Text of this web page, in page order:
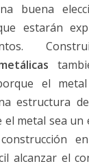
buena
estarán
el
estructura
el metal sea un
alcanzar el